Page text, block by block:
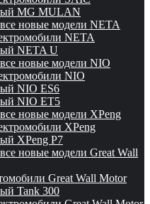
MG MULAN
новые модели NETA
NETA
NETA U
новые модели NIO
NIO
NIO ES6
NIO ET5
новые модели XPeng
XPeng
XPeng P7
новые модели Great Wall
Great Wall Motor
Tank 300